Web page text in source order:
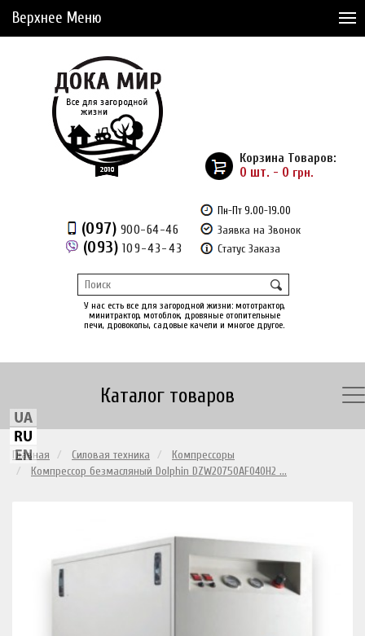
Верхнее Меню
Доставка и Оплата
Рассрочка
Доставка из Америки
Отложенные товары (0)
(097) 900-64-46
(093) 109-43-43
Пн-Пт 9.00-19.00
Заявка на Звонок
Статус Заказа
У нас есть все для загородной жизни: мототрактор,
минитрактор, мотоблок, дровяные отопительные
печи, дровоколы, садовые качели и многое другое.
Корзина Товаров:
0 шт. - 0 грн.
Каталог товаров
Главная Силовая техника
Компрессоры
Компрессор безмасляный Dolphin DZW20750AF040H2 ...